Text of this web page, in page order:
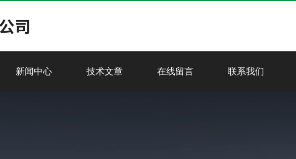
新闻中心 技术文章 在线留言 联系我们